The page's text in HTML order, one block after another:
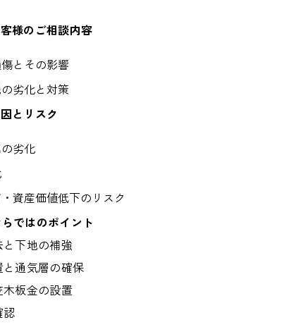
様のご相談内容
とその影響
劣化と対策
とリスク
劣化
資産価値低下のリスク
ではのポイント
下地の補強
通気層の確保
板金の設置